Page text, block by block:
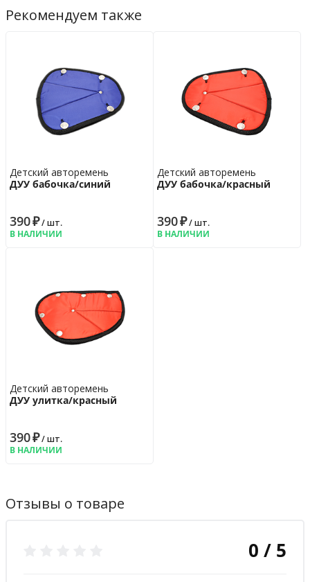
Рекомендуем также
Детский авторемень
ДУУ бабочка/синий
390₽/ шт.
В НАЛИЧИИ
Детский авторемень
ДУУ бабочка/красный
390₽/ шт.
В НАЛИЧИИ
Детский авторемень
ДУУ улитка/красный
390₽/ шт.
В НАЛИЧИИ
Отзывы о товаре
0 / 5